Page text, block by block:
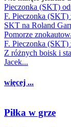
Pieczonka (SKT)
F. Pieczonka
SKT na Roland
Pomorze
F. Pieczonka (SKT)
Z różnych boisk i
Jacek...
więcej ...
Piłka w grze